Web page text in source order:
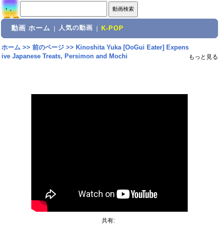
動画 ホーム 人気の動画 K-POP
ホーム>> 前のページ>> Kinoshita Yuka [OoGui Eater] Expens
ive Japanese Treats, Persimon and Mochi
もっと見る
共有: